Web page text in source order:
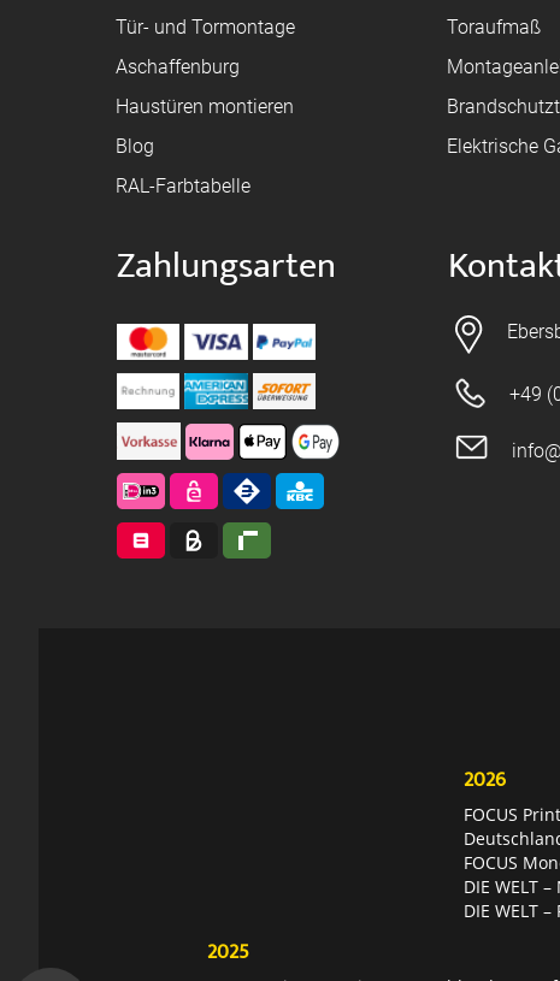
Tür- und Tormontage
Aschaffenburg
Haustüren montieren
Blog
RAL-Farbtabelle
Toraufmaß
Elektrische
Zahlungsarten
+49
2026
FOCUS
FOCUS
DIE WELT
DIE WELT
2025